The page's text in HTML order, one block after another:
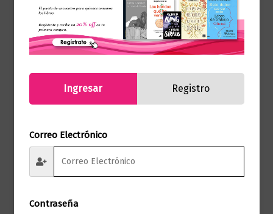
$75.000,00
Añadir al carrito
Ingresar Registro
Correo Electrónico
Contraseña